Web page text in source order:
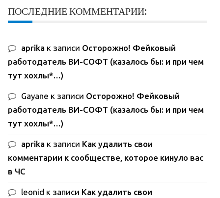
ПОСЛЕДНИЕ КОММЕНТАРИИ:
aprika к записи Осторожно! Фейковый
работодатель ВИ-СОФТ (казалось бы: и при чем
тут хохлы*…)
Gayane к записи Осторожно! Фейковый
работодатель ВИ-СОФТ (казалось бы: и при чем
тут хохлы*…)
aprika к записи Как удалить свои
комментарии к сообществе, которое кинуло вас
в ЧС
leonid к записи Как удалить свои